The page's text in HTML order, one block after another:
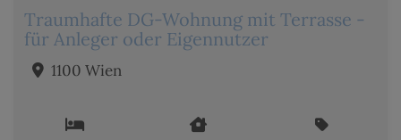
Traumhafte DG-Wohnung mit Terrasse -
für Anleger oder Eigennutzer
1100 Wien